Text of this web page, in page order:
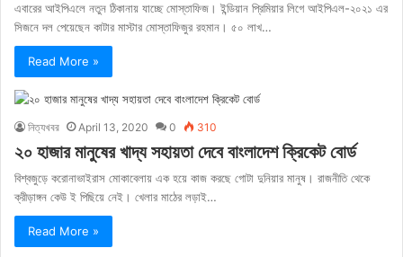
এবারের আইপিএলে নতুন ঠিকানায় যাচ্ছে মোস্তাফিজ। ইন্ডিয়ান প্রিমিয়ার লিগে আইপিএল-২০২১ এর
সিজনে দল পেয়েছেন কাটার মাস্টার মোস্তাফিজুর রহমান। ৫০ লাখ…
Read More »
নিত্যখবর April 13, 2020 0 310
২০ হাজার মানুষের খাদ্য সহায়তা দেবে বাংলাদেশ ক্রিকেট বোর্ড
বিশ্বজুড়ে করোনাভাইরাস মোকাবেলায় এক হয়ে কাজ করছে গোটা দুনিয়ার মানুষ। রাজনীতি থেকে
ক্রীড়াঙ্গন কেউ ই পিছিয়ে নেই। খেলার মাঠের লড়াই…
Read More »